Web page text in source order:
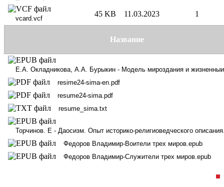
45 KB 11.03.2023 1
Название